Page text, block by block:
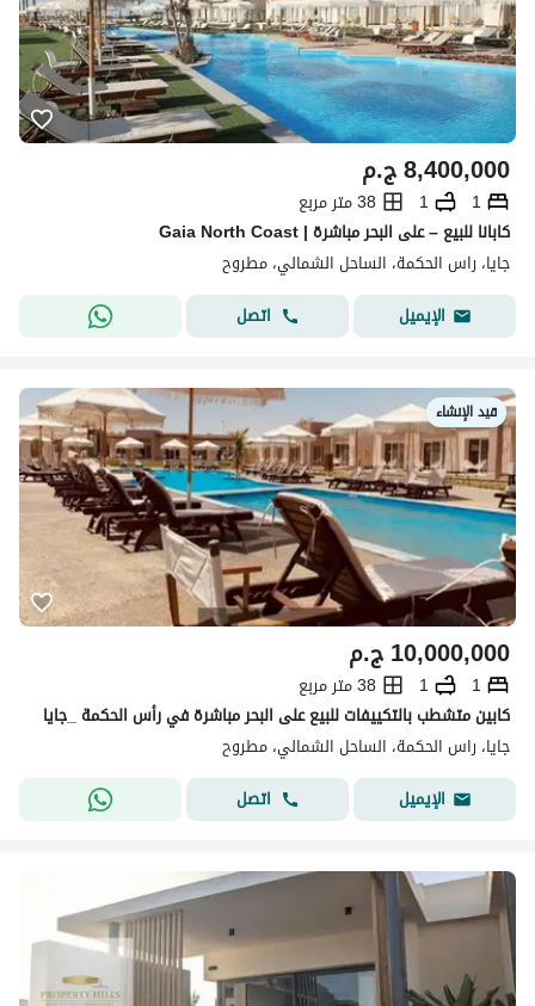
ج.م8,400,000
1
1
38 متر مربع
كابانا للبيع – على البحر مباشرة | Gaia North Coast
جايا، راس الحكمة، الساحل الشمالي، مطروح
الإيميل
اتصل
قيد الإنشاء
ج.م10,000,000
1
1
38 متر مربع
كابين متشطب بالتكييفات للبيع على البحر مباشرة في رأس الحكمة _جايا
جايا، راس الحكمة، الساحل الشمالي، مطروح
الإيميل
اتصل